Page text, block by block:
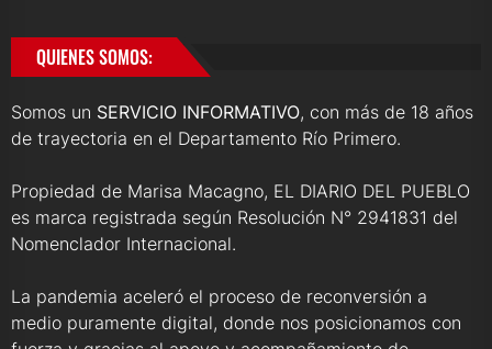
QUIENES SOMOS:
Somos un SERVICIO INFORMATIVO, con más de 18 años
de trayectoria en el Departamento Río Primero.
Propiedad de Marisa Macagno, EL DIARIO DEL PUEBLO
es marca registrada según Resolución N° 2941831 del
Nomenclador Internacional.
La pandemia aceleró el proceso de reconversión a
medio puramente digital, donde nos posicionamos con